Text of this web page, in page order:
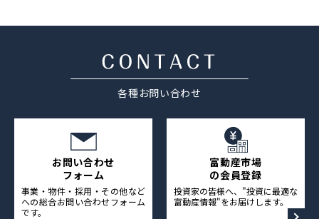
各種お問い合わせ
お問い合わせ
フォーム
事業・物件・採用・その他など
への総合お問い合わせフォーム
です。
富動産市場
の会員登録
投資家の皆様へ、"投資に最適な
富動産情報"をお届けします。
運営会社